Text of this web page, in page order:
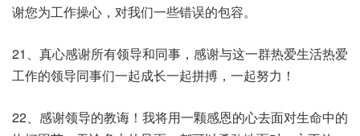
谢您为工作操心，对我们一些错误的包容。
21、真心感谢所有领导和同事，感谢与这一群热爱生活热爱
工作的领导同事们一起成长一起拼搏，一起努力！
22、感谢领导的教诲！我将用一颗感恩的心去面对生命中的